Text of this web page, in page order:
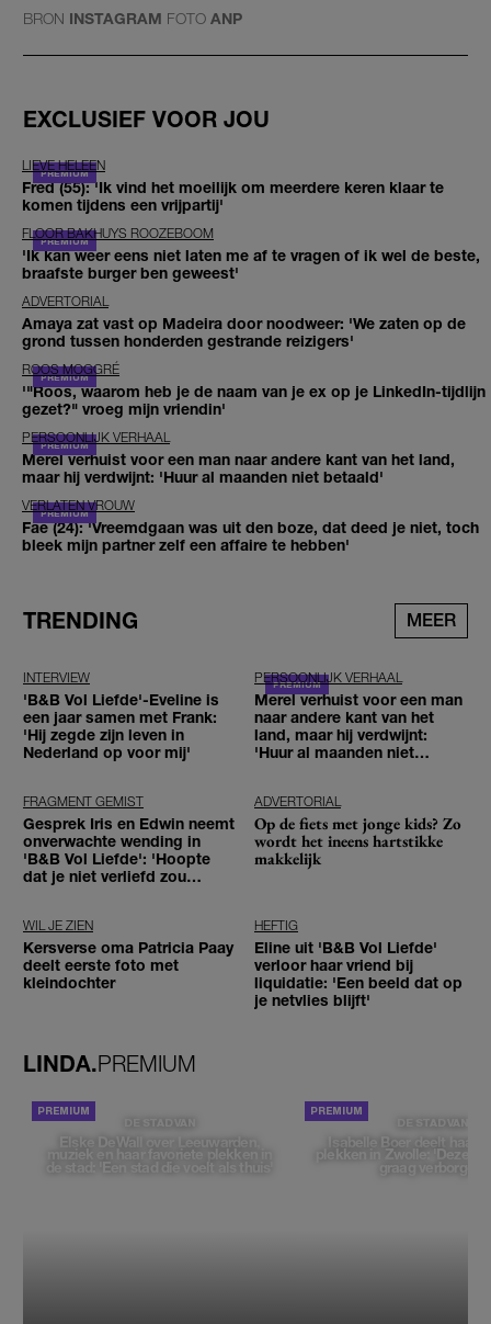
BRON INSTAGRAM FOTO ANP
EXCLUSIEF VOOR JOU
LIEVE HELEEN
Fred (55): 'Ik vind het moeilijk om meerdere keren klaar te
komen tijdens een vrijpartij'
FLOOR BAKHUYS ROOZEBOOM
'Ik kan weer eens niet laten me af te vragen of ik wel de beste,
braafste burger ben geweest'
ADVERTORIAL
Amaya zat vast op Madeira door noodweer: 'We zaten op de
grond tussen honderden gestrande reizigers'
ROOS MOGGRÉ
'"Roos, waarom heb je de naam van je ex op je LinkedIn-tijdlijn
gezet?" vroeg mijn vriendin'
PERSOONLIJK VERHAAL
Merel verhuist voor een man naar andere kant van het land,
maar hij verdwijnt: 'Huur al maanden niet betaald'
VERLATEN VROUW
Fae (24): 'Vreemdgaan was uit den boze, dat deed je niet, toch
bleek mijn partner zelf een affaire te hebben'
TRENDING MEER
INTERVIEW
'B&B Vol Liefde'-Eveline is
een jaar samen met Frank:
'Hij zegde zijn leven in
Nederland op voor mij'
PERSOONLIJK VERHAAL
Merel verhuist voor een man
naar andere kant van het
land, maar hij verdwijnt:
'Huur al maanden niet
FRAGMENT GEMIST
Gesprek Iris en Edwin neemt
onverwachte wending in
'B&B Vol Liefde': 'Hoopte
dat je niet verliefd zou
ADVERTORIAL
Op de fiets met jonge kids? Zo
wordt het ineens hartstikke
makkelijk
WIL JE ZIEN
Kersverse oma Patricia Paay
deelt eerste foto met
kleindochter
HEFTIG
Eline uit 'B&B Vol Liefde'
verloor haar vriend bij
liquidatie: 'Een beeld dat op
je netvlies blijft'
LINDA.PREMIUM
DE STAD VAN
Elske DeWall over Leeuwarden,
muziek en haar favoriete plekken in
de stad: 'Een stad die voelt als thuis'
DE STAD VAN
Isabelle Boer deelt haar
plekken in Zwolle: 'Deze
graag verborgen'